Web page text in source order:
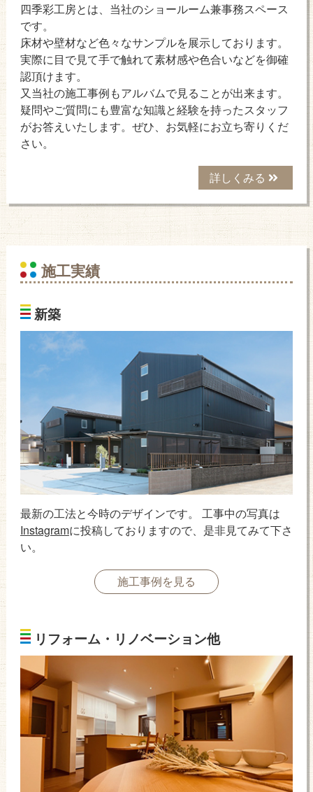
四季彩工房とは、当社のショールーム兼事務スペース
です。
床材や壁材など色々なサンプルを展示しております。
実際に目で見て手で触れて素材感や色合いなどを御確
認頂けます。
又当社の施工事例もアルバムで見ることが出来ます。
疑問やご質問にも豊富な知識と経験を持ったスタッフ
がお答えいたします。ぜひ、お気軽にお立ち寄りくだ
さい。
詳しくみる
施工実績
新築
最新の工法と今時のデザインです。 工事中の写真は
Instagramに投稿しておりますので、是非見てみて下さ
い。
施工事例を見る
リフォーム・リノベーション他